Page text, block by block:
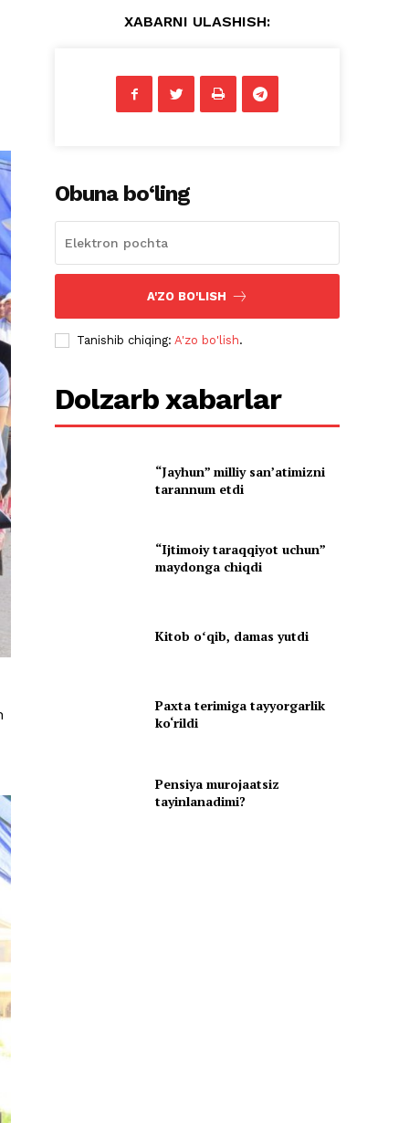
XABARNI ULASHISH:
Obuna bo‘ling
A'ZO BO'LISH
Tanishib chiqing:A'zo bo'lish.
Dolzarb xabarlar
“Jayhun” milliy san’atimizni
tarannum etdi
“Ijtimoiy taraqqiyot uchun”
maydonga chiqdi
Kitob oʻqib, damas yutdi
Paxta terimiga tayyorgarlik
ko‘rildi
Pensiya murojaatsiz
tayinlanadimi?